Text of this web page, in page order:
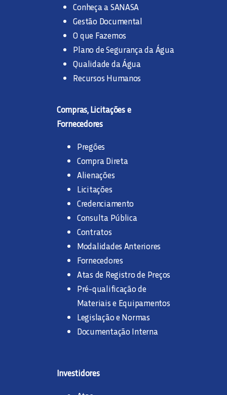
Conheça a SANASA
Gestão Documental
O que Fazemos
Plano de Segurança da Água
Qualidade da Água
Recursos Humanos
Compras, Licitações e
Fornecedores
Pregões
Compra Direta
Alienações
Licitações
Credenciamento
Consulta Pública
Contratos
Modalidades Anteriores
Fornecedores
Atas de Registro de Preços
Pré-qualificação de
Materiais e Equipamentos
Legislação e Normas
Documentação Interna
Investidores